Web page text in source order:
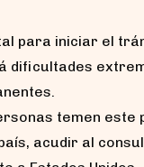
para iniciar el
dificultades
temen este
acudir al